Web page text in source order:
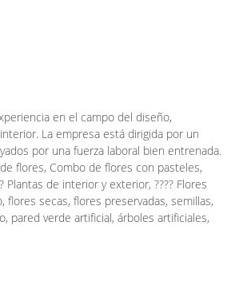
en el campo del diseño,
La empresa está dirigida por un
por una fuerza laboral bien entrenada.
de flores, Combo de flores con pasteles,
de interior y exterior, ???? Flores
flores secas, flores preservadas, semillas,
pared verde artificial, árboles artificiales,